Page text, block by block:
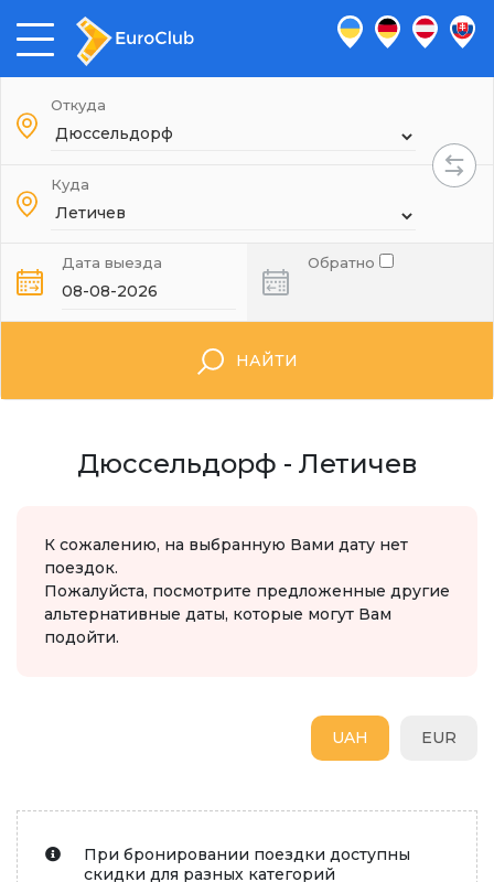
Откуда
Куда
Дата выезда Обратно
НАЙТИ
Дюссельдорф - Летичев
К сожалению, на выбранную Вами дату нет
поездок.
Пожалуйста, посмотрите предложенные другие
альтернативные даты, которые могут Вам
подойти.
EUR
UAH
При бронировании поездки доступны
скидки для разных категорий